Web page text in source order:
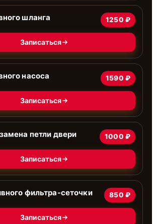
шланга 1250 ₽
Записаться
насоса 1590 ₽
Записаться
петли двери 1000 ₽
Записаться
фильтра-сеточки 850 ₽
Записаться